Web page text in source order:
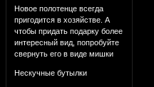
Новое полотенце всегда
пригодится в хозяйстве. А
чтобы придать подарку более
интересный вид, попробуйте
свернуть его в виде мишки
Нескучные бутылки